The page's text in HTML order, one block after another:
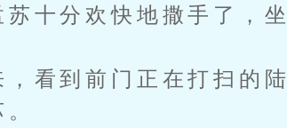
分欢快地撒手了，坐
到前门正在打扫的陆